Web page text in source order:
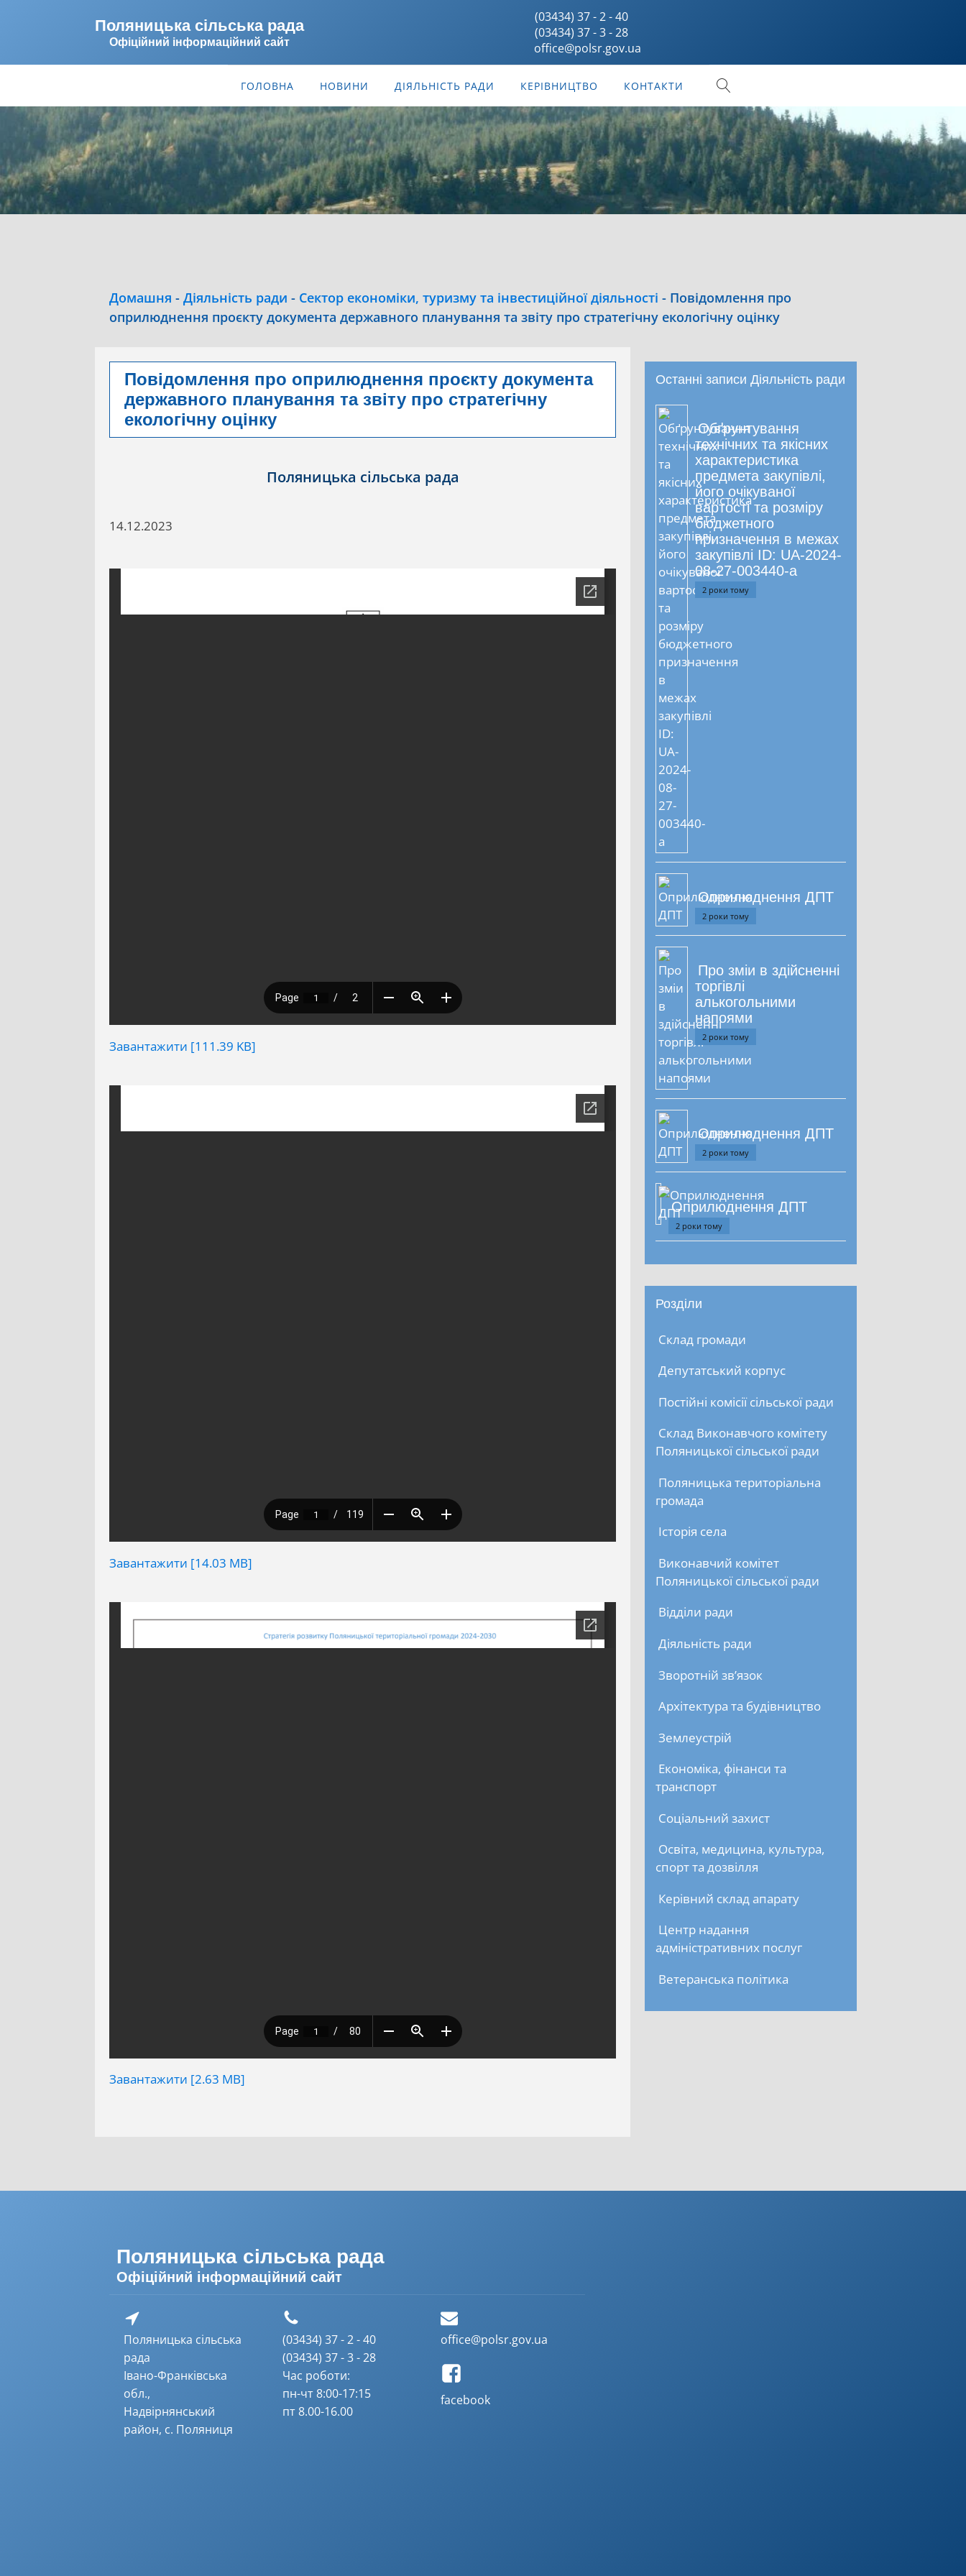
Поляницька сільська рада
Офіційний інформаційний сайт
(03434) 37 - 2 - 40
(03434) 37 - 3 - 28
office@polsr.gov.ua
ГОЛОВНА НОВИНИ ДІЯЛЬНІСТЬ РАДИ КЕРІВНИЦТВО КОНТАКТИ
Домашня - Діяльність ради - Сектор економіки, туризму та інвестиційної діяльності - Повідомлення про
оприлюднення проєкту документа державного планування та звіту про стратегічну екологічну оцінку
Повідомлення про оприлюднення проєкту документа
державного планування та звіту про стратегічну
екологічну оцінку
Поляницька сільська рада
14.12.2023
Завантажити [111.39 KB]
Завантажити [14.03 MB]
Завантажити [2.63 MB]
Останні записи Діяльність ради
Обґрунтування
технічних та якісних
характеристика
предмета закупівлі,
його очікуваної
вартості та розміру
бюджетного
призначення в межах
закупівлі ID: UA-2024-
08-27-003440-a
2 роки тому
Оприлюднення ДПТ
2 роки тому
Про зміи в здійсненні
торгівлі
алькогольними
напоями
2 роки тому
Оприлюднення ДПТ
2 роки тому
Оприлюднення ДПТ
2 роки тому
Розділи
Склад громади
Депутатський корпус
Постійні комісії сільської ради
Склад Виконавчого комітету
Поляницької сільської ради
Поляницька територіальна
громада
Історія села
Виконавчий комітет
Поляницької сільської ради
Відділи ради
Діяльність ради
Зворотній зв’язок
Архітектура та будівництво
Землеустрій
Економіка, фінанси та
транспорт
Соціальний захист
Освіта, медицина, культура,
спорт та дозвілля
Керівний склад апарату
Центр надання
адміністративних послуг
Ветеранська політика
Поляницька сільська рада
Офіційний інформаційний сайт
Поляницька сільська
рада
Івано-Франківська
обл.,
Надвірнянський
район, с. Поляниця
(03434) 37 - 2 - 40
(03434) 37 - 3 - 28
Час роботи:
пн-чт 8:00-17:15
пт 8.00-16.00
office@polsr.gov.ua
facebook